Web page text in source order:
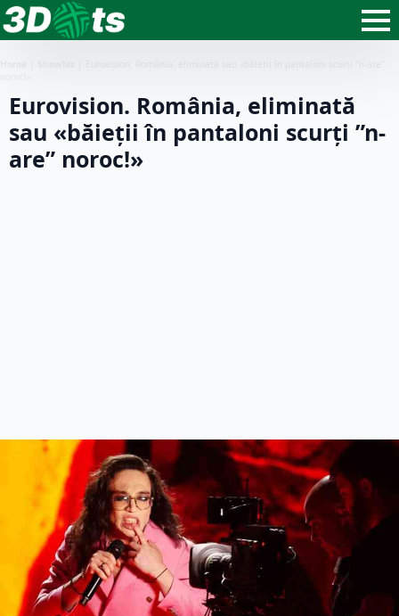
Eurovision. România, eliminată
sau «băieții în pantaloni scurți ”n-
are” noroc!»